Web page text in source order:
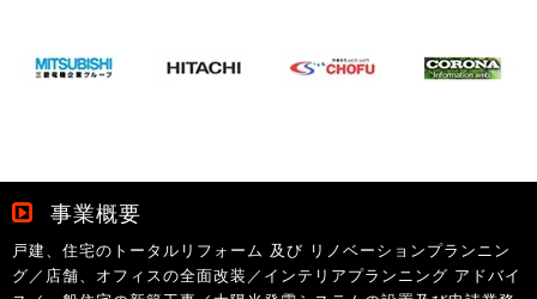
事業概要
戸建、住宅のトータルリフォーム 及び リノベーションプランニン
グ／店舗、オフィスの全面改装／インテリアプランニング アドバイ